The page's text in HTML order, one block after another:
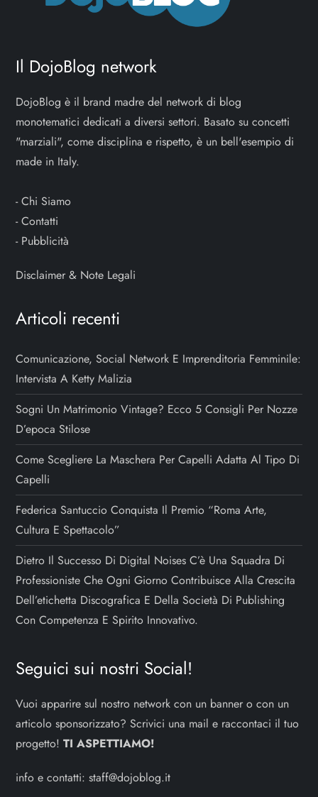
Il DojoBlog network
DojoBlog è il brand madre del network di blog
monotematici dedicati a diversi settori. Basato su concetti
"marziali", come disciplina e rispetto, è un bell'esempio di
made in Italy.
-Chi Siamo
-Contatti
- Pubblicità
Disclaimer & Note Legali
Articoli recenti
Comunicazione, Social Network E Imprenditoria Femminile:
Intervista A Ketty Malizia
Sogni Un Matrimonio Vintage? Ecco 5 Consigli Per Nozze
D’epoca Stilose
Come Scegliere La Maschera Per Capelli Adatta Al Tipo Di
Capelli
Federica Santuccio Conquista Il Premio “Roma Arte,
Cultura E Spettacolo”
Dietro Il Successo Di Digital Noises C’è Una Squadra Di
Professioniste Che Ogni Giorno Contribuisce Alla Crescita
Dell’etichetta Discografica E Della Società Di Publishing
Con Competenza E Spirito Innovativo.
Seguici sui nostri Social!
Vuoi apparire sul nostro network con un banner o con un
articolo sponsorizzato? Scrivici una mail e raccontaci il tuo
progetto!TI ASPETTIAMO!
info e contatti:staff@dojoblog.it